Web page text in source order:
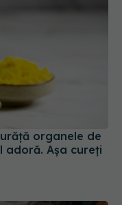
organele de
Așa cureți